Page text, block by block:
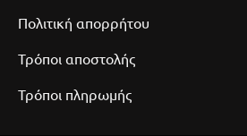
Πολιτική απορρήτου
Τρόποι αποστολής
Τρόποι πληρωμής